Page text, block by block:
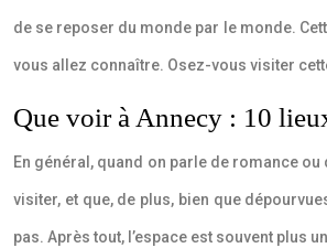
de se reposer du monde par le monde.
vous allez connaître. Osez-vous visiter
Que voir à Annecy : 10
En général, quand on parle de romance
visiter, et que, de plus, bien que
pas. Après tout, l’espace est souvent plus